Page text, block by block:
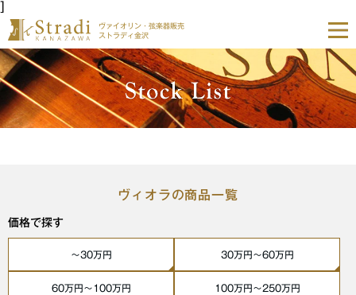
]
ヴァイオリン・弦楽器販売
ストラディ金沢
ヴィオラの商品一覧
価格で探す
〜30万円 30万円〜60万円
60万円〜100万円 100万円〜250万円